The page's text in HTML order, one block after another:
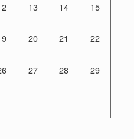
13 14 15
20 21 22
27 28 29